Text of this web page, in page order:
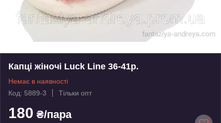
Капці жіночі Luck Line 36-41р.
Немає в наявності
Код: 5889-3
Тільки опт
180 ₴/пара